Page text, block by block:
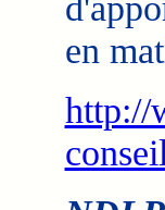
en
http://